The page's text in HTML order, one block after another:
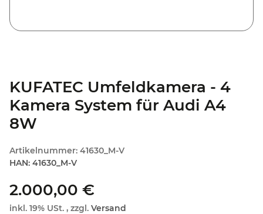
KUFATEC Umfeldkamera - 4
Kamera System für Audi A4
8W
Artikelnummer: 41630_M-V
HAN: 41630_M-V
2.000,00 €
inkl. 19% USt. , zzgl. Versand